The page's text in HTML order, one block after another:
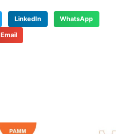
LinkedIn WhatsApp
Email